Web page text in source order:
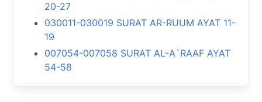
20-27
030011-030019 SURAT AR-RUUM AYAT 11-
19
007054-007058 SURAT AL-A`RAAF AYAT
54-58